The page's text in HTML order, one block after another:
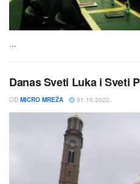
...
Danas Sveti Luka i Sveti
OD MICRO MREŽA 31.10.2022.